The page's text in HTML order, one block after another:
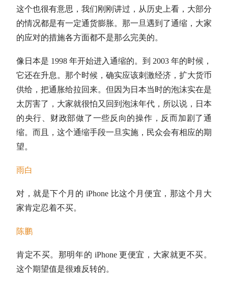
这个也很有意思，我们刚刚讲过，从历史上看，大部分
的情况都是有一定通货膨胀。那一旦遇到了通缩，大家
的应对的措施各方面都不是那么完美的。
像日本是 1998 年开始进入通缩的。到 2003 年的时候，
它还在升息。那个时候，确实应该刺激经济，扩大货币
供给，把通胀给拉回来。但因为日本当时的泡沫实在是
太厉害了，大家就很怕又回到泡沫年代，所以说，日本
的央行、财政部做了一些反向的操作，反而加剧了通
缩。而且，这个通缩手段一旦实施，民众会有相应的期
望。
雨白
对，就是下个月的 iPhone 比这个月便宜，那这个月大
家肯定忍着不买。
陈鹏
肯定不买。那明年的 iPhone 更便宜，大家就更不买。
这个期望值是很难反转的。